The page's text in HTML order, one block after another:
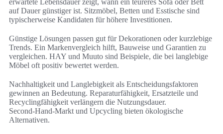
erwartete Lebensdauer zeigt, wann ein teureres Sofa oder Bett
auf Dauer günstiger ist. Sitzmöbel, Betten und Esstische sind
typischerweise Kandidaten für höhere Investitionen.
Günstige Lösungen passen gut für Dekorationen oder kurzlebige
Trends. Ein Markenvergleich hilft, Bauweise und Garantien zu
vergleichen. HAY und Muuto sind Beispiele, die bei langlebige
Möbel oft positiv bewertet werden.
Nachhaltigkeit und Langlebigkeit als Entscheidungsfaktoren
gewinnen an Bedeutung. Reparaturfähigkeit, Ersatzteile und
Recyclingfähigkeit verlängern die Nutzungsdauer.
Second‑Hand‑Markt und Upcycling bieten ökologische
Alternativen.